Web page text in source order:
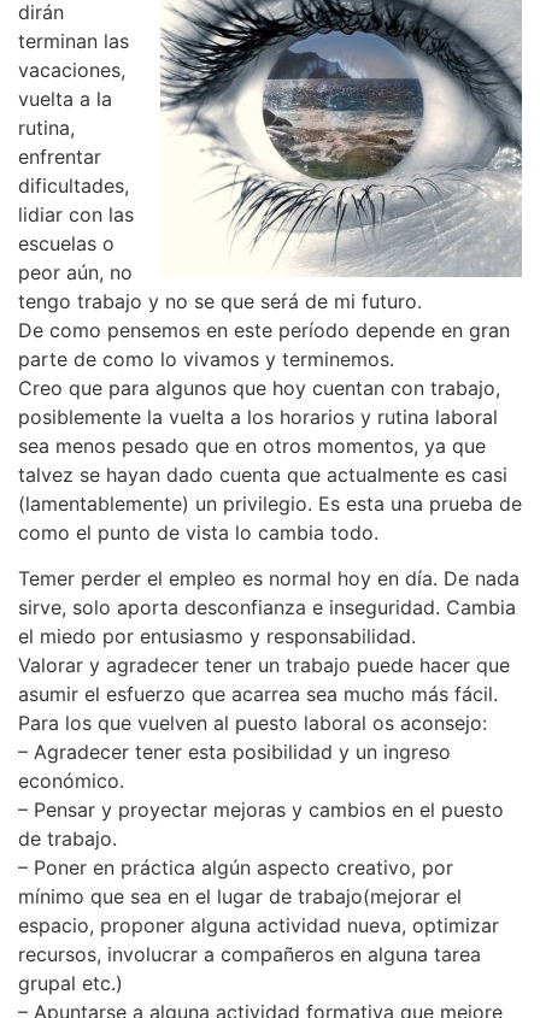
dirán
terminan las
vacaciones,
vuelta a la
rutina,
enfrentar
dificultades,
lidiar con las
escuelas o
peor aún, no
tengo trabajo y no se que será de mi futuro.
De como pensemos en este período depende en gran
parte de como lo vivamos y terminemos.
Creo que para algunos que hoy cuentan con trabajo,
posiblemente la vuelta a los horarios y rutina laboral
sea menos pesado que en otros momentos, ya que
talvez se hayan dado cuenta que actualmente es casi
(lamentablemente) un privilegio. Es esta una prueba de
como el punto de vista lo cambia todo.
Temer perder el empleo es normal hoy en día. De nada
sirve, solo aporta desconfianza e inseguridad. Cambia
el miedo por entusiasmo y responsabilidad.
Valorar y agradecer tener un trabajo puede hacer que
asumir el esfuerzo que acarrea sea mucho más fácil.
Para los que vuelven al puesto laboral os aconsejo:
– Agradecer tener esta posibilidad y un ingreso
económico.
– Pensar y proyectar mejoras y cambios en el puesto
de trabajo.
– Poner en práctica algún aspecto creativo, por
mínimo que sea en el lugar de trabajo(mejorar el
espacio, proponer alguna actividad nueva, optimizar
recursos, involucrar a compañeros en alguna tarea
grupal etc.)
– Apuntarse a alguna actividad formativa que mejore